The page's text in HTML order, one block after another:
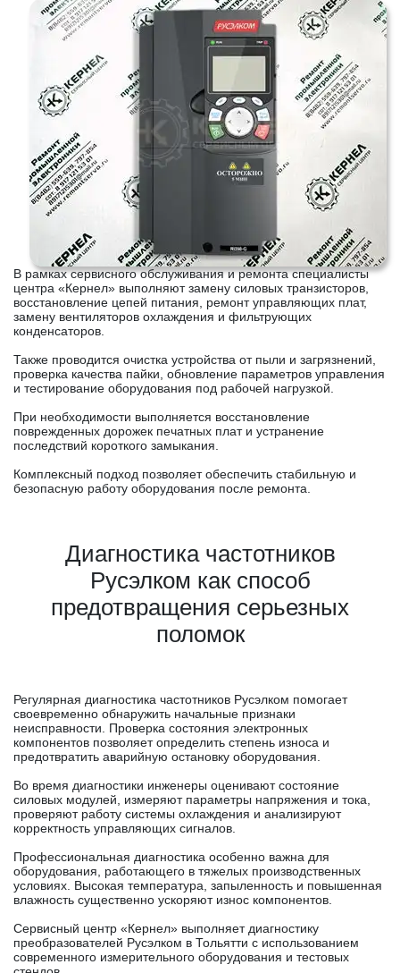
В рамках сервисного обслуживания и ремонта специалисты
центра «Кернел» выполняют замену силовых транзисторов,
восстановление цепей питания, ремонт управляющих плат,
замену вентиляторов охлаждения и фильтрующих
конденсаторов.
Также проводится очистка устройства от пыли и загрязнений,
проверка качества пайки, обновление параметров управления
и тестирование оборудования под рабочей нагрузкой.
При необходимости выполняется восстановление
поврежденных дорожек печатных плат и устранение
последствий короткого замыкания.
Комплексный подход позволяет обеспечить стабильную и
безопасную работу оборудования после ремонта.
Диагностика частотников
Русэлком как способ
предотвращения серьезных
поломок
Регулярная диагностика частотников Русэлком помогает
своевременно обнаружить начальные признаки
неисправности. Проверка состояния электронных
компонентов позволяет определить степень износа и
предотвратить аварийную остановку оборудования.
Во время диагностики инженеры оценивают состояние
силовых модулей, измеряют параметры напряжения и тока,
проверяют работу системы охлаждения и анализируют
корректность управляющих сигналов.
Профессиональная диагностика особенно важна для
оборудования, работающего в тяжелых производственных
условиях. Высокая температура, запыленность и повышенная
влажность существенно ускоряют износ компонентов.
Сервисный центр «Кернел» выполняет диагностику
преобразователей Русэлком в Тольятти с использованием
современного измерительного оборудования и тестовых